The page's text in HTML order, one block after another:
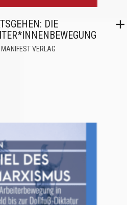
DIE
MANIFEST VERLAG